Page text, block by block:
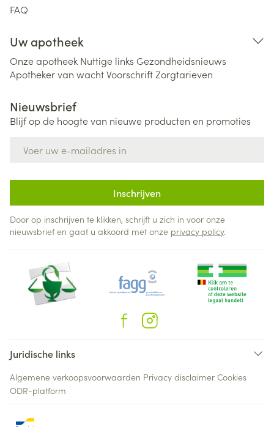
FAQ
Uw apotheek
Onze apotheek Nuttige links Gezondheidsnieuws
Apotheker van wachtVoorschriftZorgtarieven
Nieuwsbrief
Blijf op de hoogte van nieuwe producten en promoties
Inschrijven
Door op inschrijven te klikken, schrijft u zich in voor onze
nieuwsbrief en gaat u akkoord met onze privacy policy.
Juridische links
Algemene verkoopsvoorwaarden Privacy disclaimer Cookies
ODR-platform